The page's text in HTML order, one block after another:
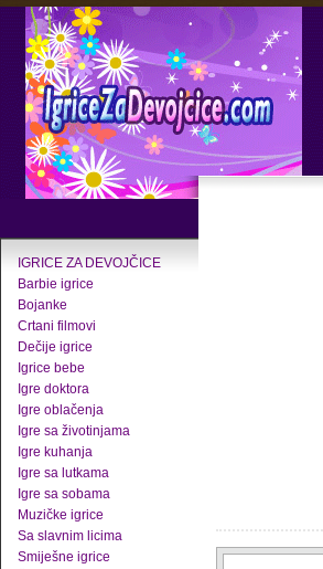
IGRICE ZA DEVOJČICE
Barbie igrice
Bojanke
Crtani filmovi
Dečije igrice
Igrice bebe
Igre doktora
Igre oblačenja
Igre sa životinjama
Igre kuhanja
Igre sa lutkama
Igre sa sobama
Muzičke igrice
Sa slavnim licima
Smiješne igrice